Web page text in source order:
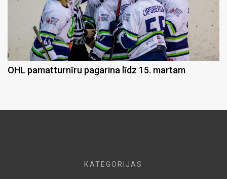
OHL pamatturnīru pagarina līdz 15. martam
KATEGORIJAS